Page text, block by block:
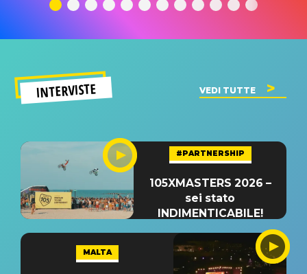
INTERVISTE VEDI TUTTE
#PARTNERSHIP
105XMASTERS 2026 –
sei stato
INDIMENTICABILE!
MALTA